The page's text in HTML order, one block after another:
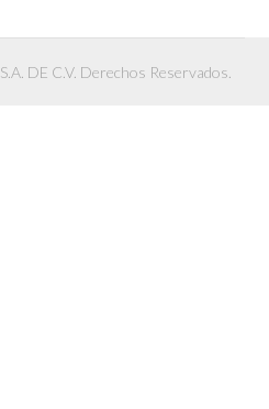
DE C.V. Derechos Reservados.